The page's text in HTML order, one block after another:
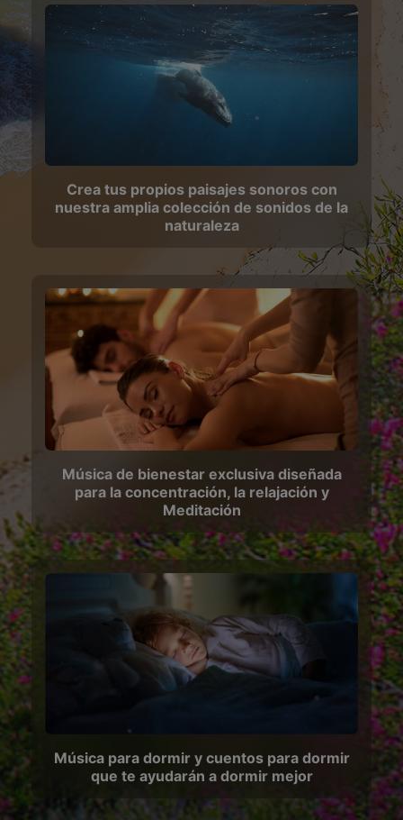
Crea tus propios paisajes sonoros con
nuestra amplia colección de sonidos de la
naturaleza
Música de bienestar exclusiva diseñada
para la concentración, la relajación y
Meditación
Música para dormir y cuentos para dormir
que te ayudarán a dormir mejor